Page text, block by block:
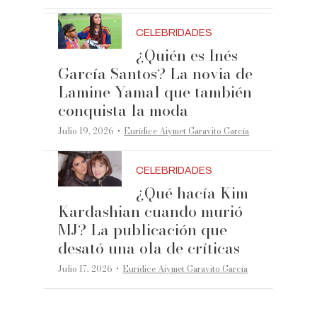
CELEBRIDADES
¿Quién es Inés
García Santos? La novia de
Lamine Yamal que también
conquista la moda
Julio 19, 2026 ·Eurídice Aiymet Garavito García
CELEBRIDADES
¿Qué hacía Kim
Kardashian cuando murió
MJ? La publicación que
desató una ola de críticas
Julio 17, 2026 ·Eurídice Aiymet Garavito García